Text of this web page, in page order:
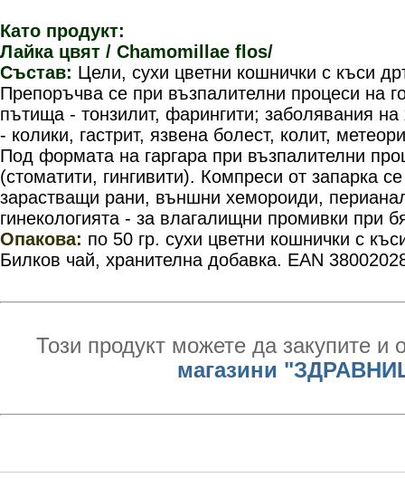
Като продукт:
Лайка цвят / Chamomillae flos/
Състав: Цели, сухи цветни кошнички с къси
Препоръчва се при възпалителни процеси на
пътища - тонзилит, фарингити; заболявания на
- колики, гастрит, язвена болест, колит,
Под формата на гаргара при възпалителни
(стоматити, гингивити). Компреси от запарка
зарастващи рани, външни хемороиди,
гинекологията - за влагалищни промивки при
Опакова: по 50 гр. сухи цветни кошнички с
Билков чай, хранителна добавка. EAN
Този продукт можете да закупите и
магазини